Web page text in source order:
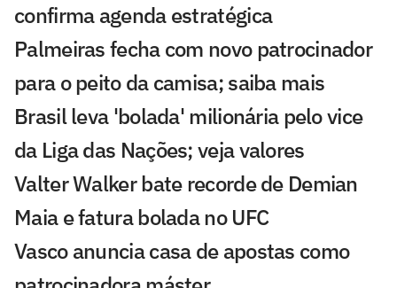
confirma agenda estratégica
Palmeiras fecha com novo patrocinador
para o peito da camisa; saiba mais
Brasil leva 'bolada' milionária pelo vice
da Liga das Nações; veja valores
Valter Walker bate recorde de Demian
Maia e fatura bolada no UFC
Vasco anuncia casa de apostas como